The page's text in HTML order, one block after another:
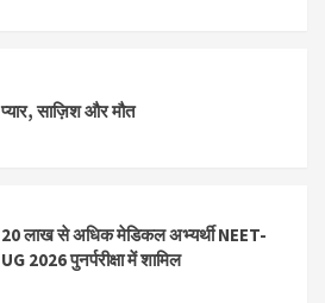
प्यार, साज़िश और मौत
20 लाख से अधिक मेडिकल अभ्यर्थी NEET-
UG 2026 पुनर्परीक्षा में शामिल